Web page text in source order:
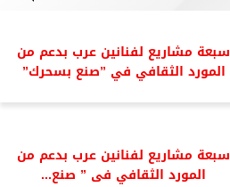
سبعة مشاريع لفنانين عرب بدعم من
المورد الثقافي في ”صنع بسحرك”
سبعة مشاريع لفنانين عرب بدعم من
المورد الثقافي فى ” صنع...